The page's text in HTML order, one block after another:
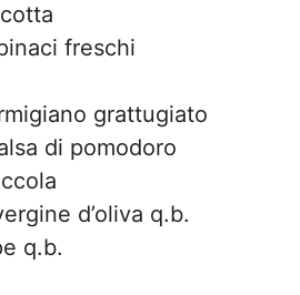
freschi
grattugiato
di pomodoro
d’oliva q.b.
q.b.